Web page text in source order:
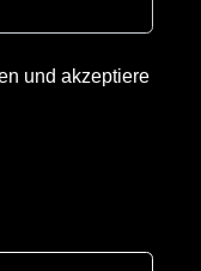
und akzeptiere